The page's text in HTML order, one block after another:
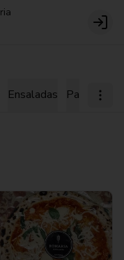
Login
Ensaladas Pastas